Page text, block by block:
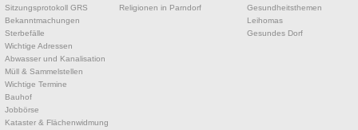
Sitzungsprotokoll GRS
Bekanntmachungen
Sterbefälle
Wichtige Adressen
Abwasser und Kanalisation
Müll & Sammelstellen
Wichtige Termine
Bauhof
Jobbörse
Kataster & Flächenwidmung
Religionen in Parndorf
Gesundheitsthemen
Leihomas
Gesundes Dorf